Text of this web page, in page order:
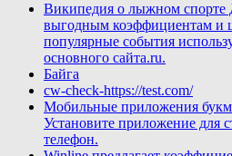
Википедия о лыжном спорте
выгодным коэффициентам и
популярные события
основного сайта.ru.
Байга
cw-check-https://test.com/
Мобильные приложения
Установите приложение для
телефон.